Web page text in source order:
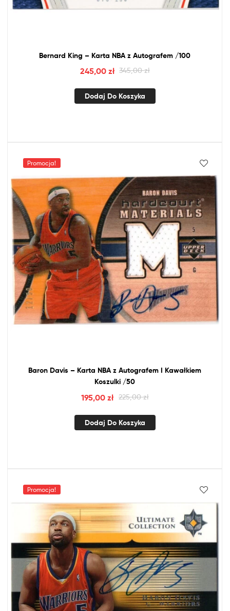
Bernard King – Karta NBA z Autografem /100
345,00zł
245,00 zł
Dodaj Do Koszyka
Promocja!
Baron Davis – Karta NBA z Autografem I Kawałkiem
Koszulki /50
225,00zł
195,00zł
Dodaj Do Koszyka
Promocja!